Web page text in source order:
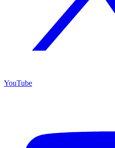
YouTube